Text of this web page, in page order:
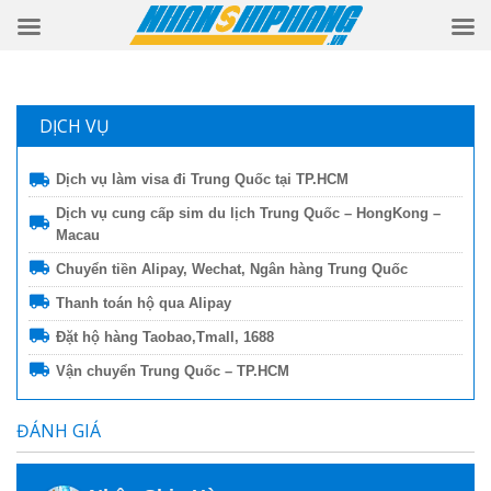
DỊCH VỤ
Dịch vụ làm visa đi Trung Quốc tại TP.HCM
Dịch vụ cung cấp sim du lịch Trung Quốc – HongKong –
Macau
Chuyển tiền Alipay, Wechat, Ngân hàng Trung Quốc
Thanh toán hộ qua Alipay
Đặt hộ hàng Taobao,Tmall, 1688
Vận chuyển Trung Quốc – TP.HCM
ĐÁNH GIÁ